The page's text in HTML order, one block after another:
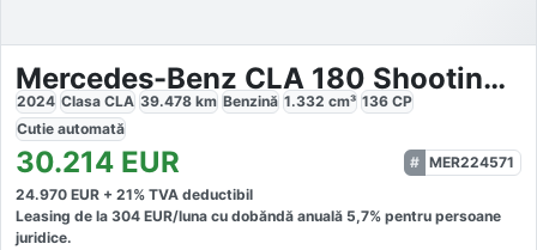
Mercedes-Benz CLA 180 Shooting Brake Progressive
2024 Clasa CLA 39.478 km Benzină 1.332 cm³ 136 CP
Cutie automată
30.214 EUR
MER224571
24.970 EUR + 21% TVA deductibil
Leasing de la 304 EUR/luna cu dobăndă anuală 5,7% pentru persoane
juridice.